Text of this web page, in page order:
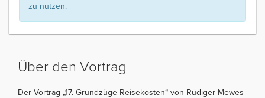
zu nutzen.
Über den Vortrag
Der Vortrag „17. Grundzüge Reisekosten“ von Rüdiger Mewes